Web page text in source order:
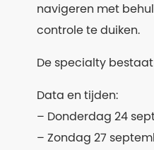
navigeren met
controle te duiken.
De specialty
Data en tijden:
– Donderdag 24
– Zondag 27